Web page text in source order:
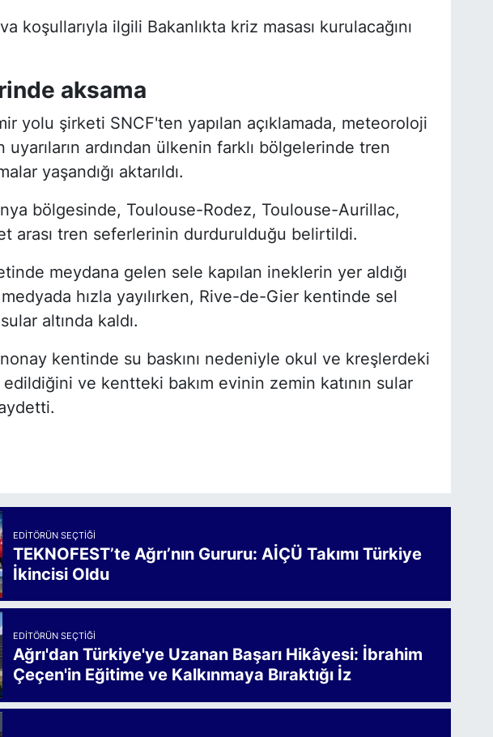
koşullarıyla ilgili Bakanlıkta kriz masası kurulacağını
aksama
yolu şirketi SNCF'ten yapılan açıklamada, meteoroloji
uyarıların ardından ülkenin farklı bölgelerinde tren
yaşandığı aktarıldı.
bölgesinde, Toulouse-Rodez, Toulouse-Aurillac,
arası tren seferlerinin durdurulduğu belirtildi.
meydana gelen sele kapılan ineklerin yer aldığı
hızla yayılırken, Rive-de-Gier kentinde sel
altında kaldı.
kentinde su baskını nedeniyle okul ve kreşlerdeki
ve kentteki bakım evinin zemin katının sular
EDITÖRÜN SEÇTIĞI
TEKNOFEST’te Ağrı’nın Gururu: AİÇÜ Takımı Türkiye
İkincisi Oldu
EDITÖRÜN SEÇTIĞI
Ağrı'dan Türkiye'ye Uzanan Başarı Hikâyesi: İbrahim
Çeçen'in Eğitime ve Kalkınmaya Bıraktığı İz